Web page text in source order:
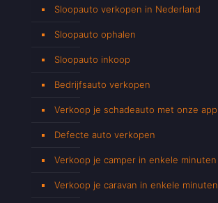
Sloopauto verkopen in Nederland
Sloopauto ophalen
Sloopauto inkoop
Bedrijfsauto verkopen
Verkoop je schadeauto met onze app
Defecte auto verkopen
Verkoop je camper in enkele minuten
Verkoop je caravan in enkele minuten